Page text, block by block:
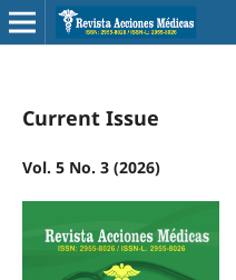
Current Issue
Vol. 5 No. 3 (2026)